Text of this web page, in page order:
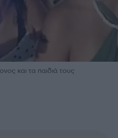
και τα παιδιά τους